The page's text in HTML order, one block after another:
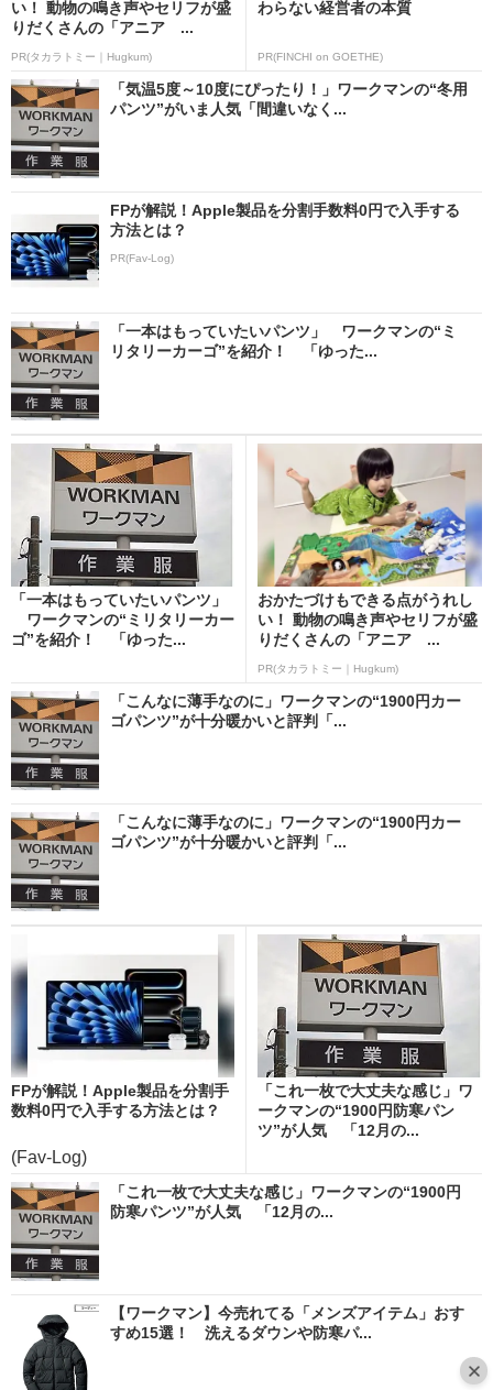
い！ 動物の鳴き声やセリフが盛
りだくさんの「アニア ...
PR(タカラトミー｜Hugkum)
わらない経営者の本質
PR(FINCHI on GOETHE)
「気温5度～10度にぴったり！」ワークマンの“冬用
パンツ”がいま人気「間違いなく...
FPが解説！Apple製品を分割手数料0円で入手する
方法とは？
PR(Fav-Log)
「一本はもっていたいパンツ」 ワークマンの“ミ
リタリーカーゴ”を紹介！ 「ゆった...
「一本はもっていたいパンツ」
ワークマンの“ミリタリーカー
ゴ”を紹介！ 「ゆった...
おかたづけもできる点がうれし
い！ 動物の鳴き声やセリフが盛
りだくさんの「アニア ...
PR(タカラトミー｜Hugkum)
「こんなに薄手なのに」ワークマンの“1900円カー
ゴパンツ”が十分暖かいと評判「...
「こんなに薄手なのに」ワークマンの“1900円カー
ゴパンツ”が十分暖かいと評判「...
FPが解説！Apple製品を分割手
数料0円で入手する方法とは？
(Fav-Log)
「これ一枚で大丈夫な感じ」ワ
ークマンの“1900円防寒パン
ツ”が人気 「12月の...
「これ一枚で大丈夫な感じ」ワークマンの“1900円
防寒パンツ”が人気 「12月の...
【ワークマン】今売れてる「メンズアイテム」おす
すめ15選！ 洗えるダウンや防寒パ...